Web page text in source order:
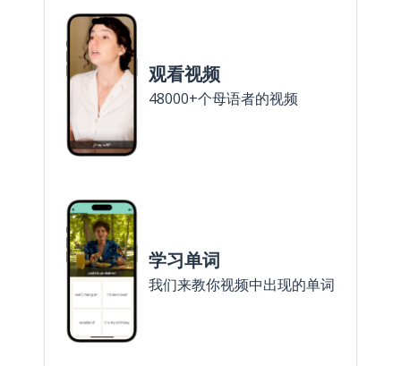
观看视频
48000+个母语者的视频
学习单词
我们来教你视频中出现的单词